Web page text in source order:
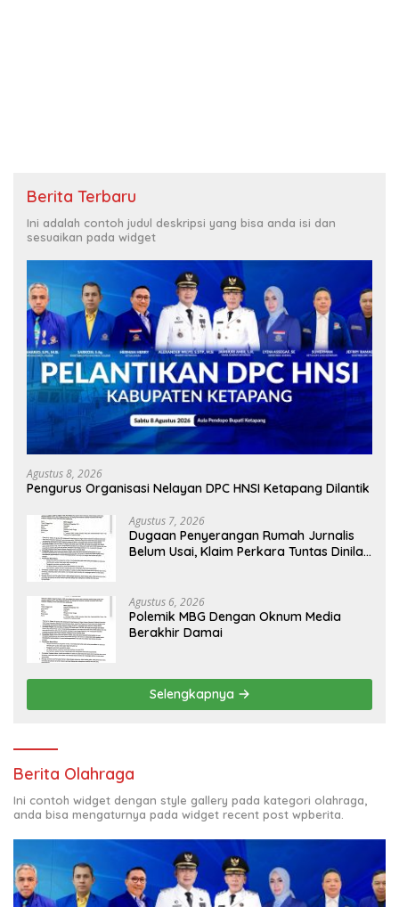
Berita Terbaru
Ini adalah contoh judul deskripsi yang bisa anda isi dan
sesuaikan pada widget
Agustus 8, 2026
Pengurus Organisasi Nelayan DPC HNSI Ketapang Dilantik
Agustus 7, 2026
Dugaan Penyerangan Rumah Jurnalis
Belum Usai, Klaim Perkara Tuntas Dinilai
Agustus 6, 2026
Polemik MBG Dengan Oknum Media
Berakhir Damai
Selengkapnya
Berita Olahraga
Ini contoh widget dengan style gallery pada kategori olahraga,
anda bisa mengaturnya pada widget recent post wpberita.